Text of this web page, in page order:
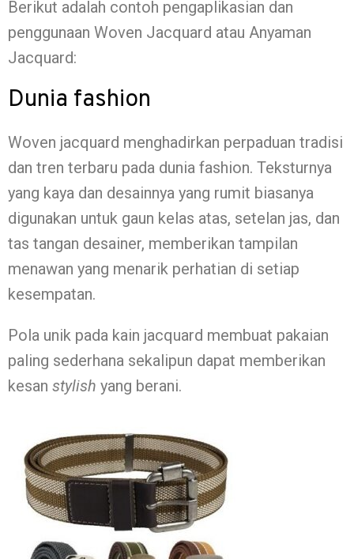
Berikut adalah contoh pengaplikasian dan
penggunaan Woven Jacquard atau Anyaman
Jacquard:
Dunia fashion
Woven jacquard menghadirkan perpaduan tradisi
dan tren terbaru pada dunia fashion. Teksturnya
yang kaya dan desainnya yang rumit biasanya
digunakan untuk gaun kelas atas, setelan jas, dan
tas tangan desainer, memberikan tampilan
menawan yang menarik perhatian di setiap
kesempatan.
Pola unik pada kain jacquard membuat pakaian
paling sederhana sekalipun dapat memberikan
kesan stylish yang berani.